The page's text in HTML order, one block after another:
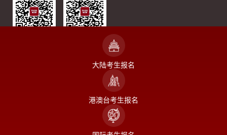
大陆考生报名
港澳台考生报名
COPYRIGHT ©2004-2024 北京大学汇丰商学院
号：京ICP备05065075号